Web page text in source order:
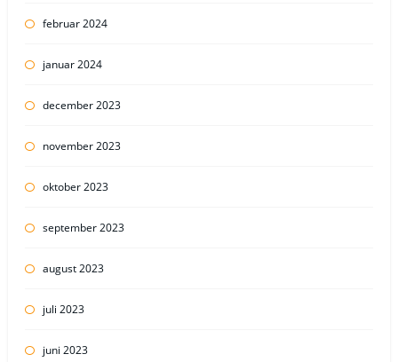
februar 2024
januar 2024
december 2023
november 2023
oktober 2023
september 2023
august 2023
juli 2023
juni 2023